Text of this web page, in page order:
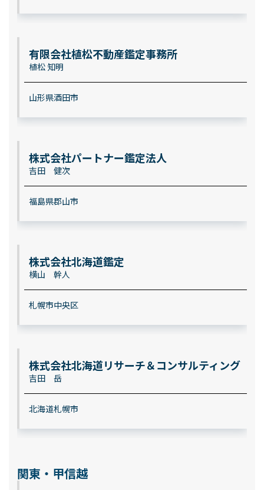
有限会社植松不動産鑑定事務所
植松 知明
山形県酒田市
株式会社パートナー鑑定法人
吉田 健次
福島県郡山市
株式会社北海道鑑定
横山 幹人
札幌市中央区
株式会社北海道リサーチ＆コンサルティング
吉田 岳
北海道札幌市
関東・甲信越